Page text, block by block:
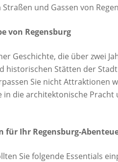
und Gassen von
von Regensburg
Geschichte, die über zwei
historischen Stätten der
Sie nicht Attraktionen
die architektonische Pracht
für Ihr Regensburg-
Sie folgende Essentials